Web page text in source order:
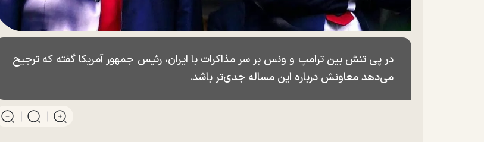
در پی تنش بین ترامپ و ونس بر سر مذاکرات با ایران، رئیس جمهور آمریکا گفته که ترجیح
می‌دهد معاونش درباره این مساله جدی‌تر باشد.